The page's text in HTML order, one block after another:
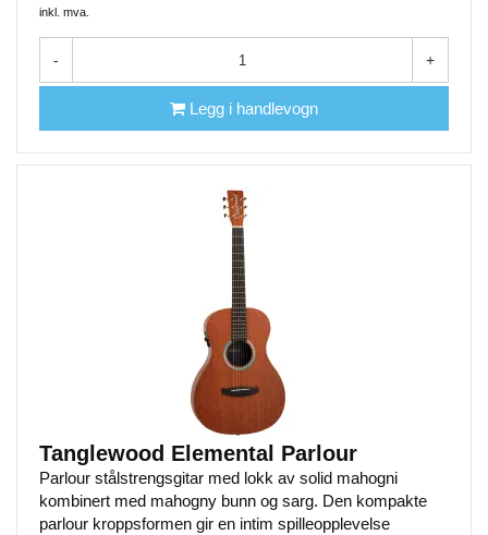
inkl. mva.
- +
Legg i handlevogn
Tanglewood Elemental Parlour
Parlour stålstrengsgitar med lokk av solid mahogni
kombinert med mahogny bunn og sarg. Den kompakte
parlour kroppsformen gir en intim spilleopplevelse